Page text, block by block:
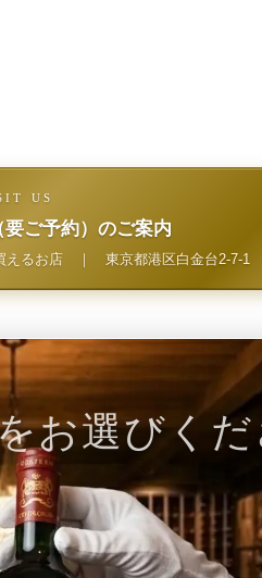
US
ご予約）のご案内
えるお店｜ 東京都港区白金台2-7-1
お選びく